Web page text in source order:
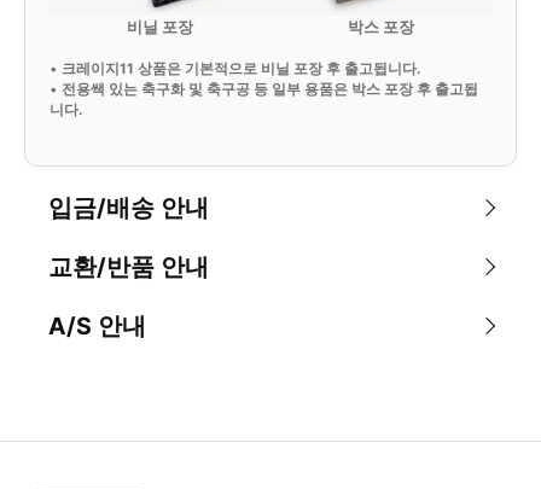
비닐 포장 박스 포장
• 크레이지11 상품은 기본적으로 비닐 포장 후 출고됩니다.
• 전용쌕 있는 축구화 및 축구공 등 일부 용품은 박스 포장 후 출고됩
니다.
입금/배송 안내
교환/반품 안내
A/S 안내